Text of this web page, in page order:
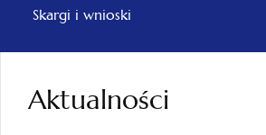
Skargi i wnioski
Aktualności